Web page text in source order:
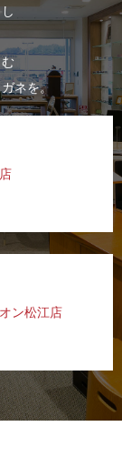
ネを。
ン松江店